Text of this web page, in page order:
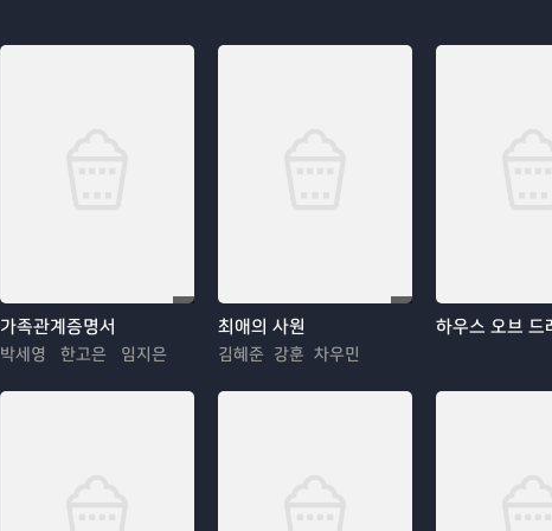
가족관계증명서
박세영 한고은 임지은
최애의 사원
김혜준 강훈 차우민
하우스 오브 드